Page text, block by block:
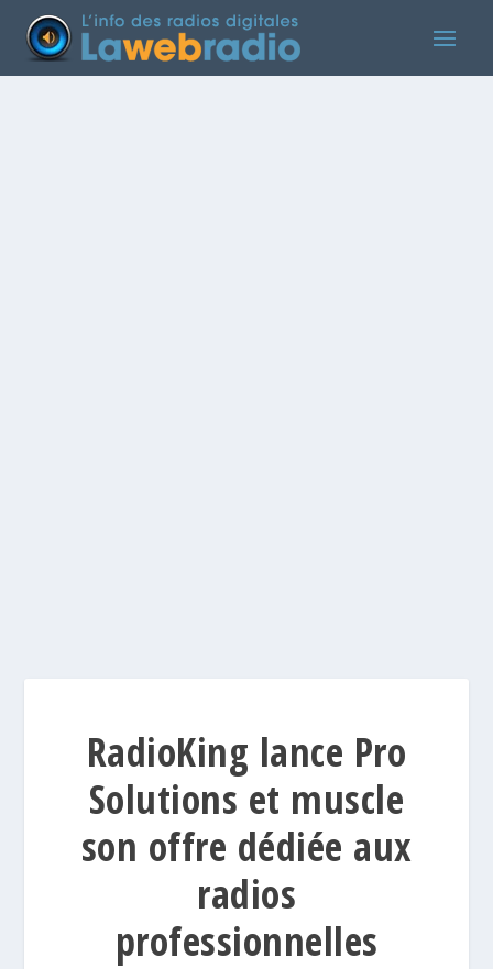
RadioKing lance Pro
Solutions et muscle
son offre dédiée aux
radios
professionnelles